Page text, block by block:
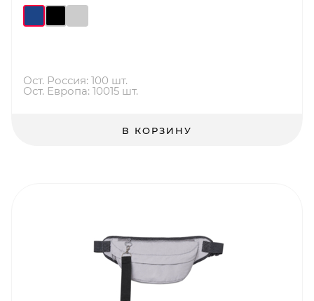
Ост. Россия: 100 шт.
Ост. Европа: 10015 шт.
В КОРЗИНУ